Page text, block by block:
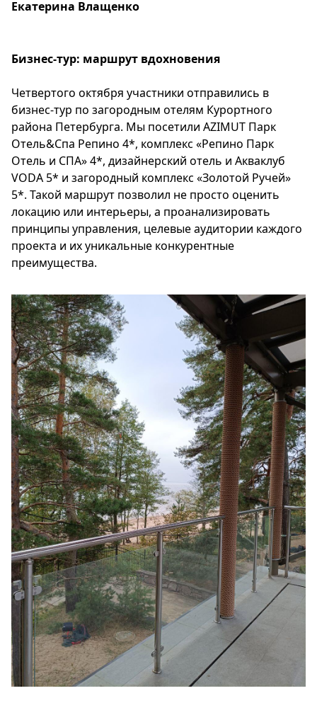
Екатерина Влащенко
Бизнес-тур: маршрут вдохновения
Четвертого октября участники отправились в
бизнес-тур по загородным отелям Курортного
района Петербурга. Мы посетили AZIMUT Парк
Отель&Спа Репино 4*, комплекс «Репино Парк
Отель и СПА» 4*, дизайнерский отель и Акваклуб
VODA 5* и загородный комплекс «Золотой Ручей»
5*. Такой маршрут позволил не просто оценить
локацию или интерьеры, а проанализировать
принципы управления, целевые аудитории каждого
проекта и их уникальные конкурентные
преимущества.